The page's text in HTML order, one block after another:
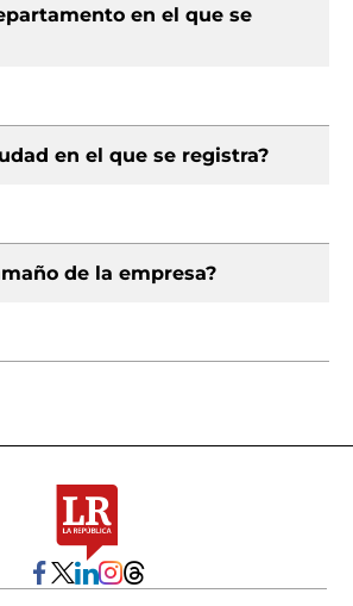
en el que se
en el que se registra?
de la empresa?